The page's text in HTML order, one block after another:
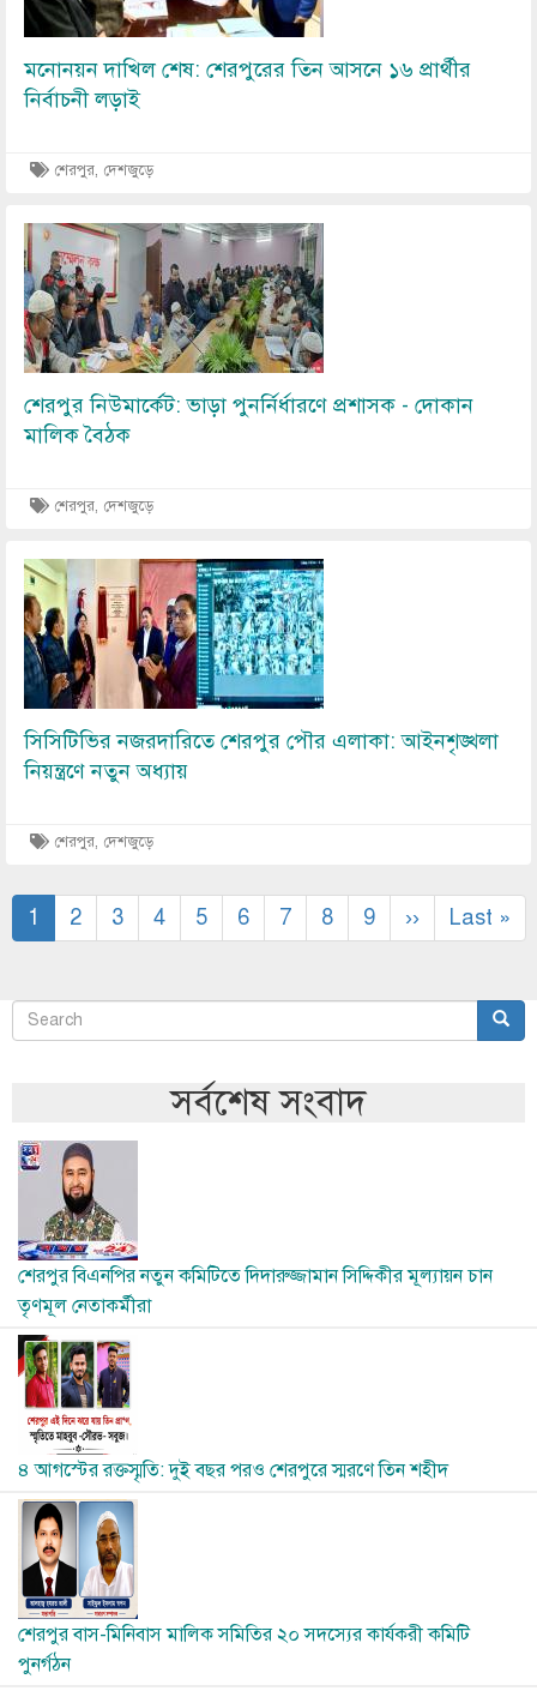
মনোনয়ন দাখিল শেষ: শেরপুরের তিন আসনে ১৬ প্রার্থীর
নির্বাচনী লড়াই
শেরপুর, দেশজুড়ে
Image
শেরপুর নিউমার্কেট: ভাড়া পুনর্নির্ধারণে প্রশাসক - দোকান
মালিক বৈঠক
শেরপুর, দেশজুড়ে
Image
সিসিটিভির নজরদারিতে শেরপুর পৌর এলাকা: আইনশৃঙ্খলা
নিয়ন্ত্রণে নতুন অধ্যায়
শেরপুর, দেশজুড়ে
Pagination
Current
page
1 Page
2 Page
3 Page
4 Page
5 Page
6 Page
7 Page
8 Page
9
Next
page
››
Last
page
Last »
অনুসন্ধান
Search
সর্বশেষ সংবাদ
Image
শেরপুর বিএনপির নতুন কমিটিতে দিদারুজ্জামান সিদ্দিকীর মূল্যায়ন চান
তৃণমূল নেতাকর্মীরা
Image
৪ আগস্টের রক্তস্মৃতি: দুই বছর পরও শেরপুরে স্মরণে তিন শহীদ
Image
শেরপুর বাস-মিনিবাস মালিক সমিতির ২০ সদস্যের কার্যকরী কমিটি
পুনর্গঠন